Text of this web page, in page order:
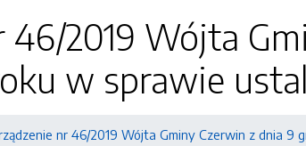
46/2019 Wójta
w sprawie
nr 46/2019 Wójta Gminy Czerwin z dnia